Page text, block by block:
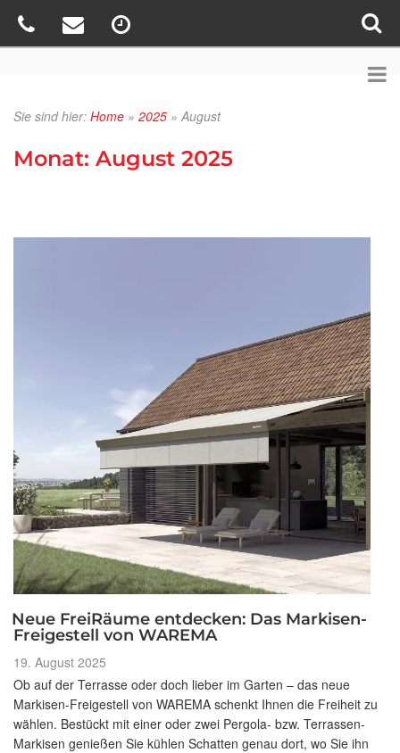
Sie sind hier: Home » 2025 »August
Monat: August 2025
Neue FreiRäume entdecken: Das Markisen-
Freigestell von WAREMA
Veröffentlicht
am
19. August 2025
Ob auf der Terrasse oder doch lieber im Garten – das neue
Markisen-Freigestell von WAREMA schenkt Ihnen die Freiheit zu
wählen. Bestückt mit einer oder zwei Pergola- bzw. Terrassen-
Markisen genießen Sie kühlen Schatten genau dort, wo Sie ihn